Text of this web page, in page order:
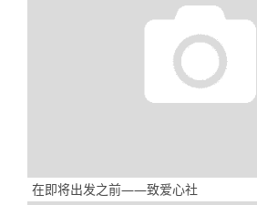
在即将出发之前——致爱心社